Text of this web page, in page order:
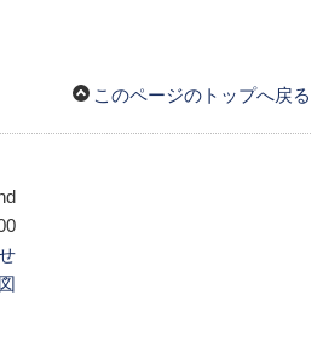
このページのトップへ戻る